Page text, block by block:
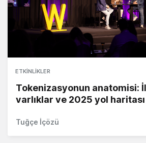
ETKINLIKLER
Tokenizasyonun anatomisi:
varlıklar ve 2025 yol haritası
Tuğçe İçözü